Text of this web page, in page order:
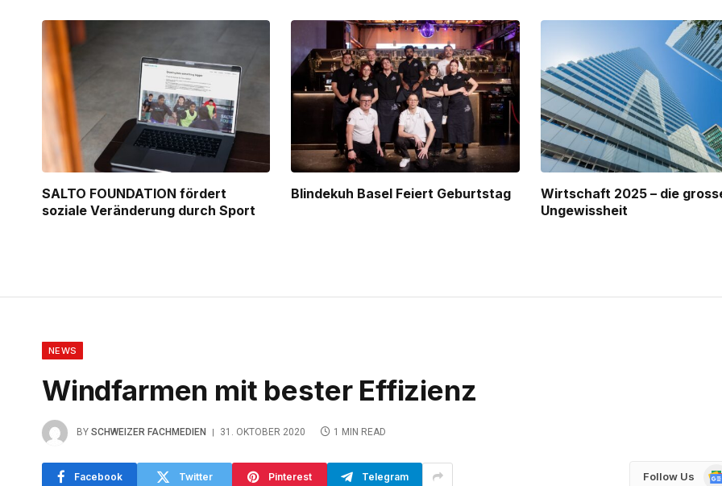
SALTO FOUNDATION fördert
soziale Veränderung durch Sport
Blindekuh Basel Feiert Geburtstag
Wirtschaft 2025 – die
Ungewissheit
NEWS
Windfarmen mit bester Effizienz
BY SCHWEIZER FACHMEDIEN 31. OKTOBER 2020 1 MIN READ
Facebook Twitter Pinterest Telegram Follow Us